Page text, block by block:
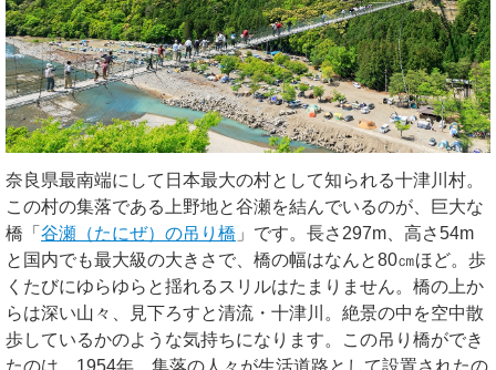
奈良県最南端にして日本最大の村として知られる十津川村。
この村の集落である上野地と谷瀬を結んでいるのが、巨大な
橋「 谷瀬（たにぜ）の吊り橋 」です。長さ297m、高さ54m
と国内でも最大級の大きさで、橋の幅はなんと80㎝ほど。歩
くたびにゆらゆらと揺れるスリルはたまりません。橋の上か
らは深い山々、見下ろすと清流・十津川。絶景の中を空中散
歩しているかのような気持ちになります。この吊り橋ができ
たのは、1954年。集落の人々が生活道路として設置されたの